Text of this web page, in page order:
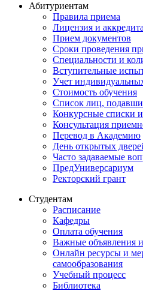
Абитуриентам
Правила приема
Лицензия и
Прием документов
Сроки проведения
Специальности и
Вступительные
Учет
Стоимость обучения
Список лиц,
Конкурсные списки
Консультация
Перевод в Академию
День открытых
Часто задаваемые
ПредУниверсариум
Ректорский грант
Студентам
Расписание
Кафедры
Оплата обучения
Важные объявления
Онлайн ресурсы и
самообразования
Учебный процесс
Библиотека